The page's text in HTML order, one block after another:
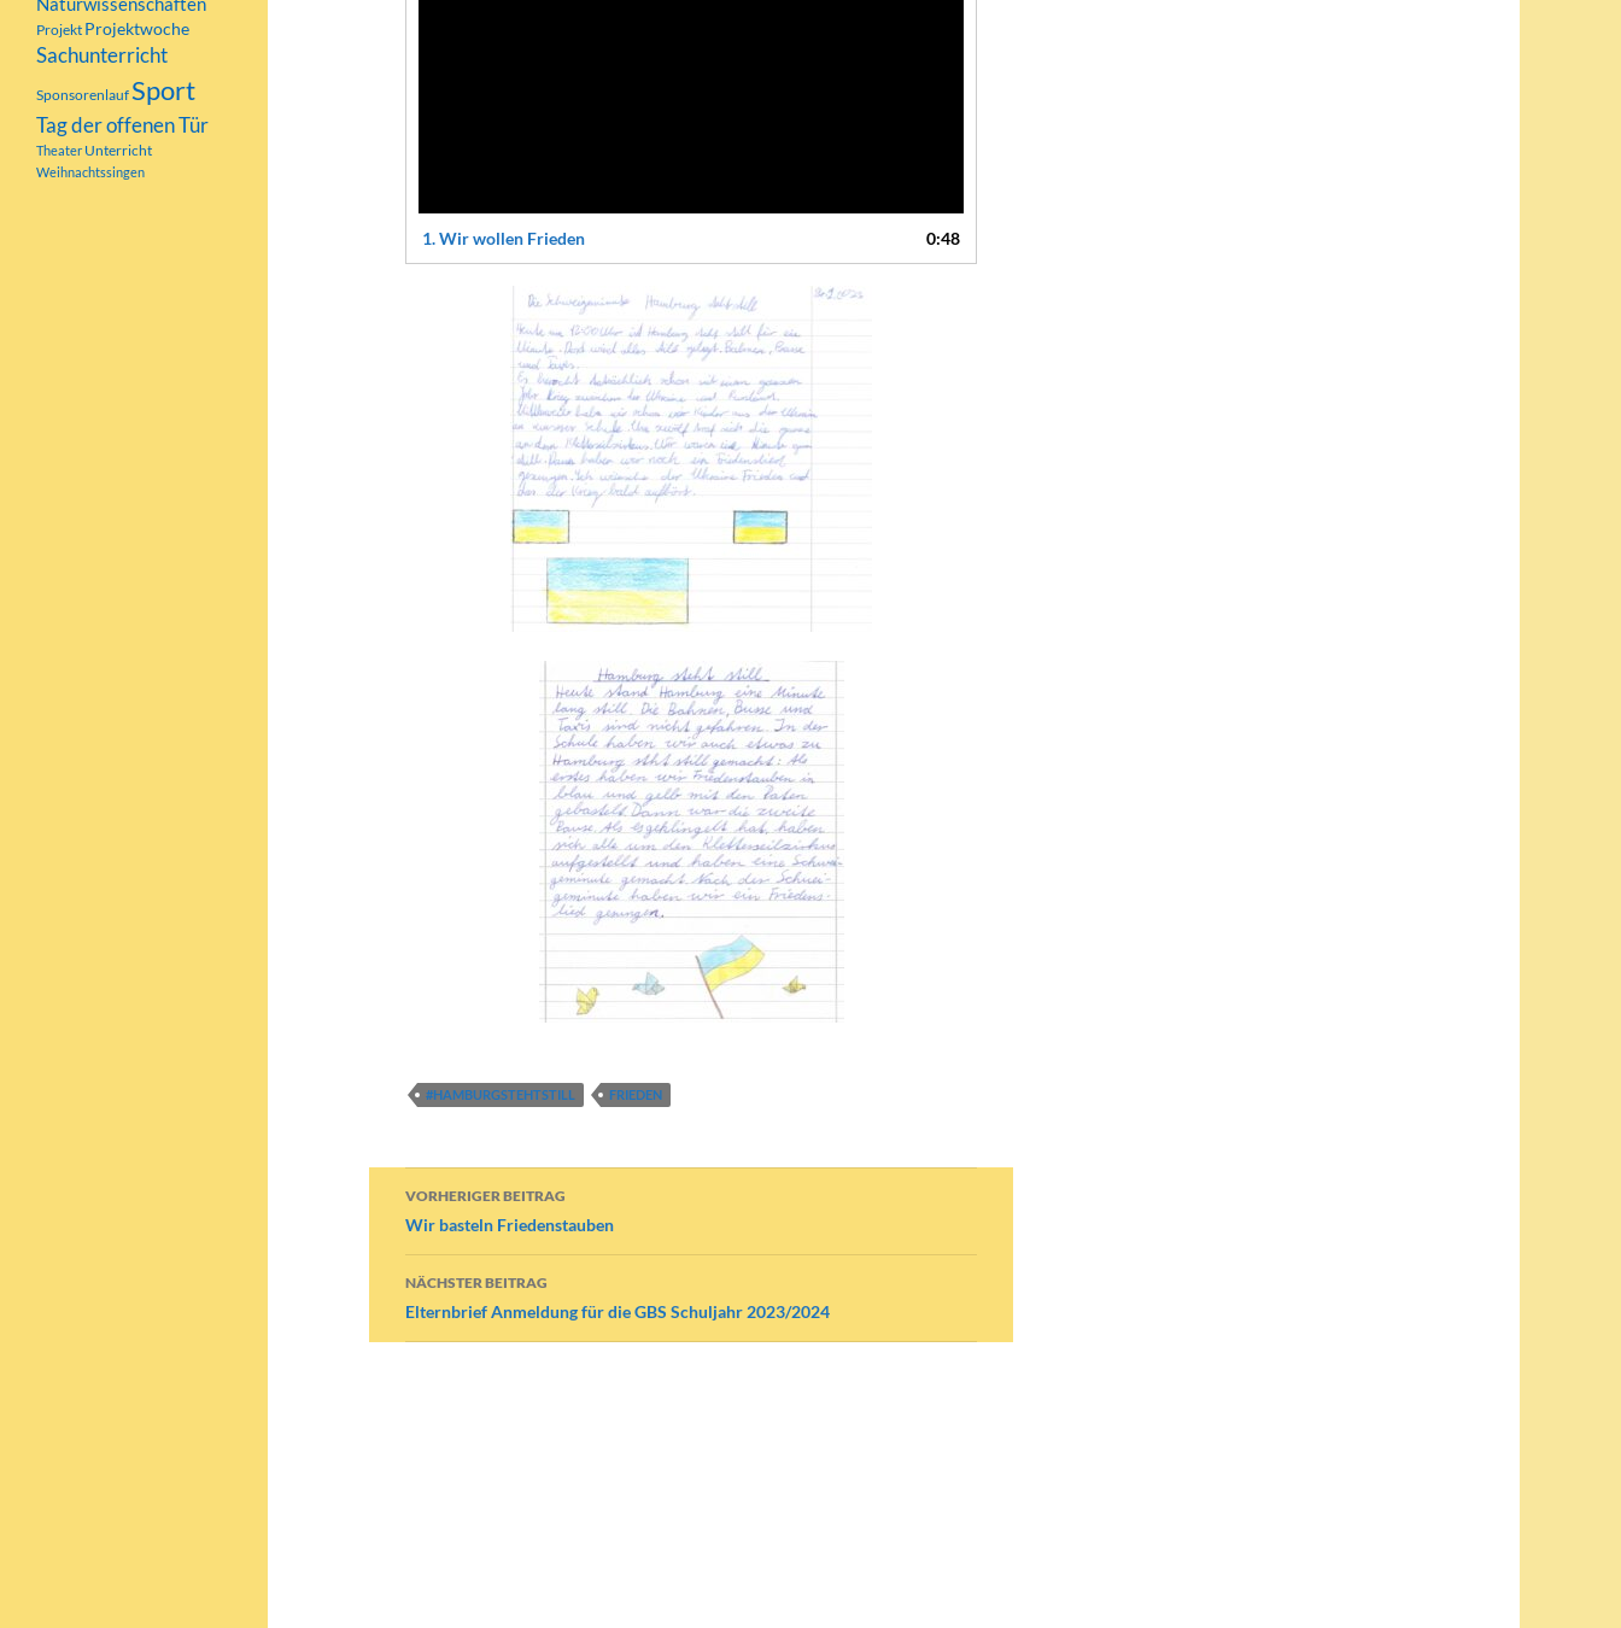
1.Wir wollen Frieden 0:48
#HAMBURGSTEHTSTILL FRIEDEN
Beitragsnavigation
VORHERIGER BEITRAG
Wir basteln Friedenstauben
NÄCHSTER BEITRAG
Elternbrief Anmeldung für die GBS Schuljahr 2023/2024
Projekt Projektwoche
Sachunterricht
SponsorenlaufSport
Tag der offenen Tür
Theater Unterricht
Weihnachtssingen